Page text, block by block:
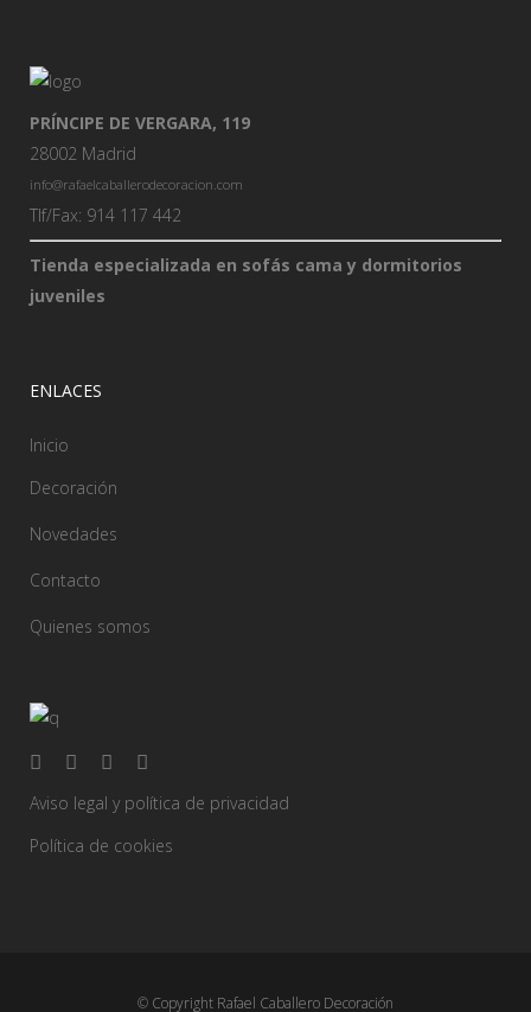
PRÍNCIPE DE VERGARA, 119
28002 Madrid
info@rafaelcaballerodecoracion.com
Tlf/Fax: 914 117 442
Tienda especializada en sofás cama y dormitorios
juveniles
ENLACES
Inicio
Decoración
Novedades
Contacto
Quienes somos
Aviso legal y política de privacidad
Política de cookies
© Copyright Rafael Caballero Decoración